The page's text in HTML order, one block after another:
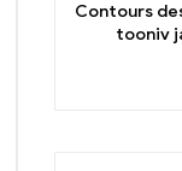
Contours
tooniv